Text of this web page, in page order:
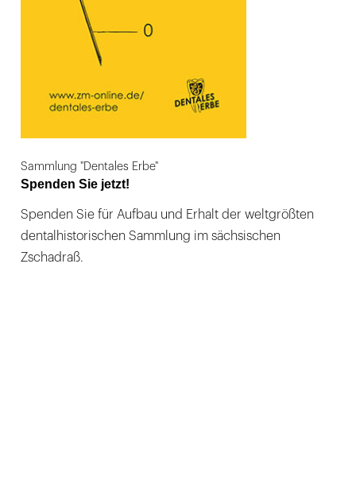
Sammlung "Dentales Erbe"
Spenden Sie jetzt!
Spenden Sie für Aufbau und Erhalt der weltgrößten
dentalhistorischen Sammlung im sächsischen
Zschadraß.